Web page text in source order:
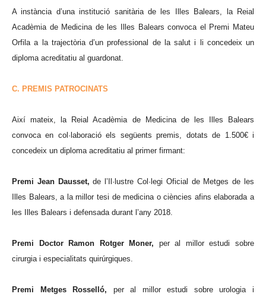
A instància d’una institució sanitària de les Illes Balears, la Reial
Acadèmia de Medicina de les Illes Balears convoca el Premi Mateu
Orfila a la trajectòria d’un professional de la salut i li concedeix un
diploma acreditatiu al guardonat.
C. PREMIS PATROCINATS
Així mateix, la Reial Acadèmia de Medicina de les Illes Balears
convoca en col·laboració els següents premis, dotats de 1.500€ i
concedeix un diploma acreditatiu al primer firmant:
Premi Jean Dausset, de l’Il·lustre Col·legi Oficial de Metges de les
Illes Balears, a la millor tesi de medicina o ciències afins elaborada a
les Illes Balears i defensada durant l’any 2018.
Premi Doctor Ramon Rotger Moner, per al millor estudi sobre
cirurgia i especialitats quirúrgiques.
Premi Metges Rosselló, per al millor estudi sobre urologia i